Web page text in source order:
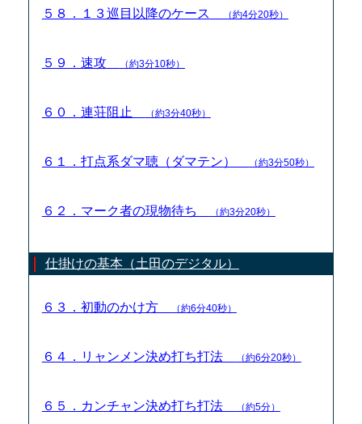
５８．１３巡目以降のケース （約4分20秒）
５９．速攻 （約3分10秒）
６０．連荘阻止 （約3分40秒）
６１．打点系ダマ聴（ダマテン） （約3分50秒）
６２．マーク者の現物待ち （約3分20秒）
仕掛けの基本（土田のデジタル）
６３．初動のかけ方 （約6分40秒）
６４．リャンメン決め打ち打法 （約6分20秒）
６５．カンチャン決め打ち打法 （約5分）